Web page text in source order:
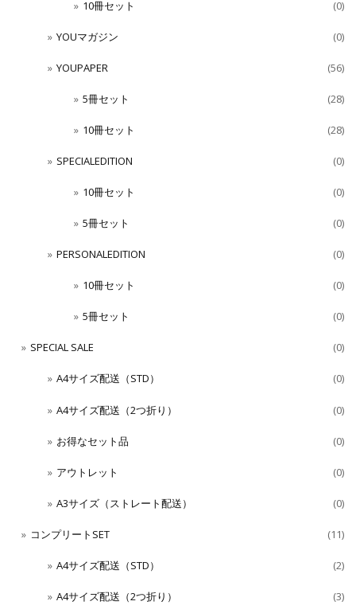
10冊セット (0)
YOUマガジン (0)
YOUPAPER (56)
5冊セット (28)
10冊セット (28)
SPECIALEDITION (0)
10冊セット (0)
5冊セット (0)
PERSONALEDITION (0)
10冊セット (0)
5冊セット (0)
SPECIAL SALE (0)
A4サイズ配送（STD） (0)
A4サイズ配送（2つ折り） (0)
お得なセット品 (0)
アウトレット (0)
A3サイズ（ストレート配送） (0)
コンプリートSET (11)
A4サイズ配送（STD） (2)
A4サイズ配送（2つ折り） (3)